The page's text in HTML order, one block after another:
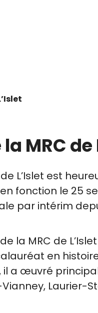
MRC de
L’Islet est
fonction le 25
par intérim
MRC de
en
a œuvré
Laurier-